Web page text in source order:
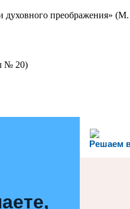
духовного преображения»
№ 20)
Решаем